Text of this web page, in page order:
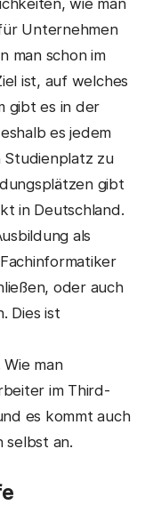
wie man
Unternehmen
man schon im
ist, auf welches
gibt es in der
es jedem
Studienplatz zu
gibt
in Deutschland.
als
oder auch
Dies ist
man
im Third-
es kommt auch
selbst an.